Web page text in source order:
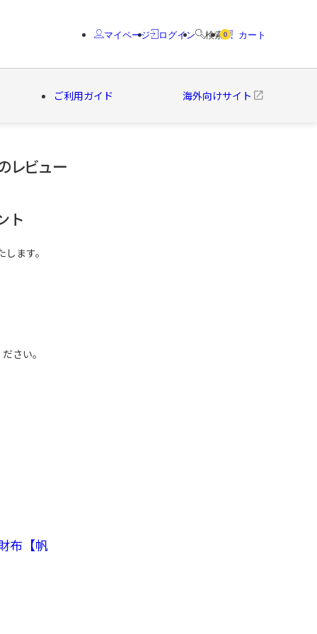
マイページ ログイン 検索 0 カート
ご利用ガイド 海外向けサイト
ー ブランド
レビュー
ト
ます。
さい。
布【帆